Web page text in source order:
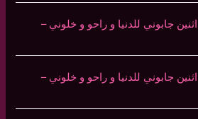
جابوني للدنيا و راحو و خلوني –
جابوني للدنيا و راحو و خلوني –